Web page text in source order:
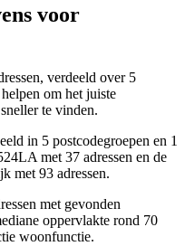
voor
verdeeld over 5
om het juiste
te vinden.
in 5 postcodegroepen en 1
met 37 adressen en de
met 93 adressen.
met gevonden
oppervlakte rond 70
woonfunctie.